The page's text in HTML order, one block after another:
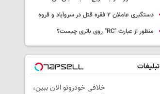
دستگیری عاملان ۲ فقره قتل در سروآباد و قروه
منظور از عبارت "RC" روی باتری چیست؟
تبلیغات
خلافی خودروتو الان ببین،